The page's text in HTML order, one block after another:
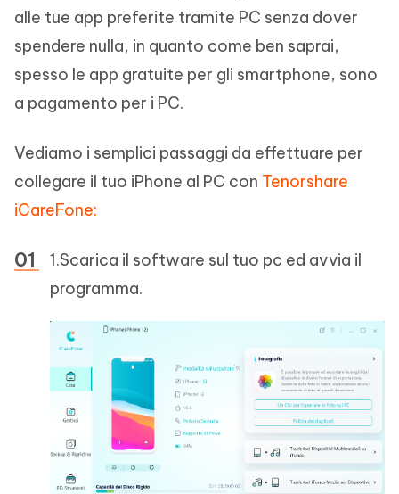
alle tue app preferite tramite PC senza dover
spendere nulla, in quanto come ben saprai,
spesso le app gratuite per gli smartphone, sono
a pagamento per i PC.
Vediamo i semplici passaggi da effettuare per
collegare il tuo iPhone al PC con Tenorshare
iCareFone:
1.Scarica il software sul tuo pc ed avvia il
programma.